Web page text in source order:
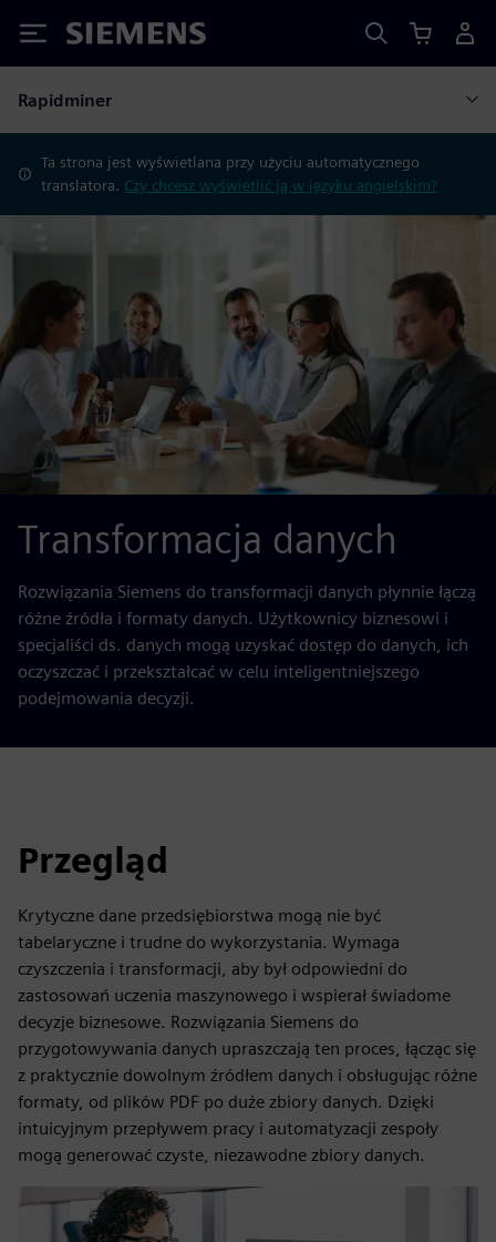
Siemens
Rapidminer
Ta strona jest wyświetlana przy użyciu automatycznego
translatora. Czy chcesz wyświetlić ją w języku angielskim?
Transformacja danych
Rozwiązania Siemens do transformacji danych płynnie łączą
różne źródła i formaty danych. Użytkownicy biznesowi i
specjaliści ds. danych mogą uzyskać dostęp do danych, ich
oczyszczać i przekształcać w celu inteligentniejszego
podejmowania decyzji.
Przegląd
Krytyczne dane przedsiębiorstwa mogą nie być
tabelaryczne i trudne do wykorzystania. Wymaga
czyszczenia i transformacji, aby był odpowiedni do
zastosowań uczenia maszynowego i wspierał świadome
decyzje biznesowe. Rozwiązania Siemens do
przygotowywania danych upraszczają ten proces, łącząc się
z praktycznie dowolnym źródłem danych i obsługując różne
formaty, od plików PDF po duże zbiory danych. Dzięki
intuicyjnym przepływem pracy i automatyzacji zespoły
mogą generować czyste, niezawodne zbiory danych.